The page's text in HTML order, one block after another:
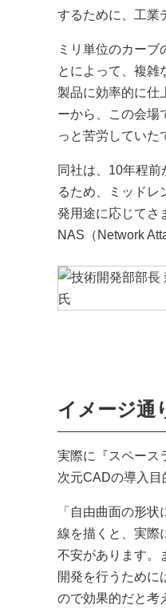
するために、工業
ミリ単位のカー
とによって、複雑
製品に効率的に仕
ーから、この会場
っと苦労していた
同社は、10年程
るため、ミッドレ
発用途に応じてさ
NAS（Network
イメージ通
実際に『スペース
次元CADの導入目
「自由曲面の形
線を描くと、実際
不安があります。
開発を行うために
ので効果的だと考